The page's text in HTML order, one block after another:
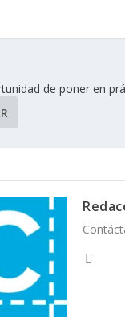
de poner en